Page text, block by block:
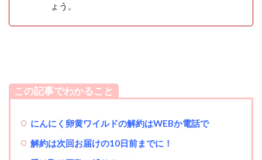
ょう。
この記事でわかること
にんにく卵黄ワイルドの解約はWEBか電話で
解約は次回お届けの10日前までに！